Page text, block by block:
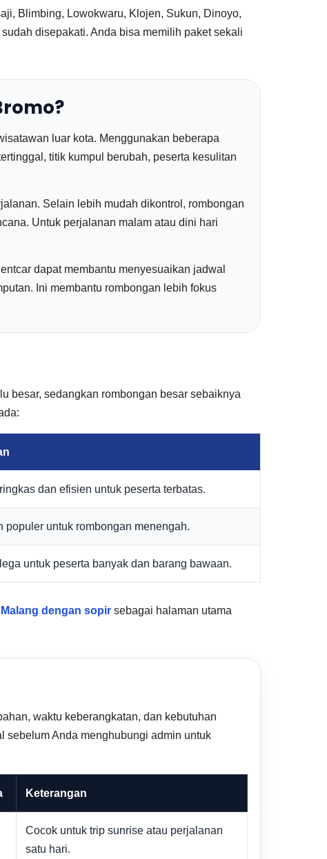
Blimbing, Lowokwaru, Klojen, Sukun, Dinoyo,
disepakati. Anda bisa memilih paket sekali
luar kota. Menggunakan beberapa
titik kumpul berubah, peserta kesulitan
Selain lebih mudah dikontrol, rombongan
Untuk perjalanan malam atau dini hari
dapat membantu menyesuaikan jadwal
Ini membantu rombongan lebih fokus
besar, sedangkan rombongan besar sebaiknya
dan efisien untuk peserta terbatas.
populer untuk rombongan menengah.
untuk peserta banyak dan barang bawaan.
dengan sopir sebagai halaman utama
waktu keberangkatan, dan kebutuhan
sebelum Anda menghubungi admin untuk
Keterangan
Cocok untuk trip sunrise atau perjalanan
satu hari.